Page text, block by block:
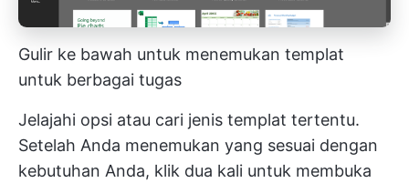
Gulir ke bawah untuk menemukan templat
untuk berbagai tugas
Jelajahi opsi atau cari jenis templat tertentu.
Setelah Anda menemukan yang sesuai dengan
kebutuhan Anda, klik dua kali untuk membuka